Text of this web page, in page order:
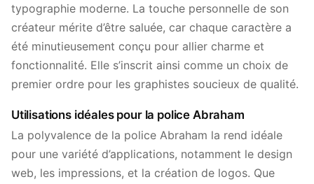
typographie moderne. La touche personnelle de son
créateur mérite d’être saluée, car chaque caractère a
été minutieusement conçu pour allier charme et
fonctionnalité. Elle s’inscrit ainsi comme un choix de
premier ordre pour les graphistes soucieux de qualité.
Utilisations idéales pour la police Abraham
La polyvalence de la police Abraham la rend idéale
pour une variété d’applications, notamment le design
web, les impressions, et la création de logos. Que